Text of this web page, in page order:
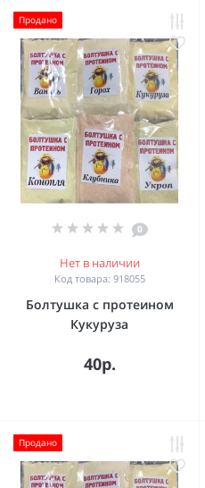
Продано
0
Нет в наличии
Код товара: 918055
Болтушка с протеином
Кукуруза
40р.
Продано